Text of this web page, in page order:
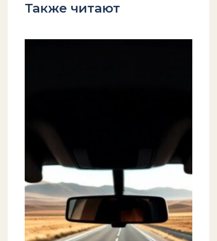
Также читают